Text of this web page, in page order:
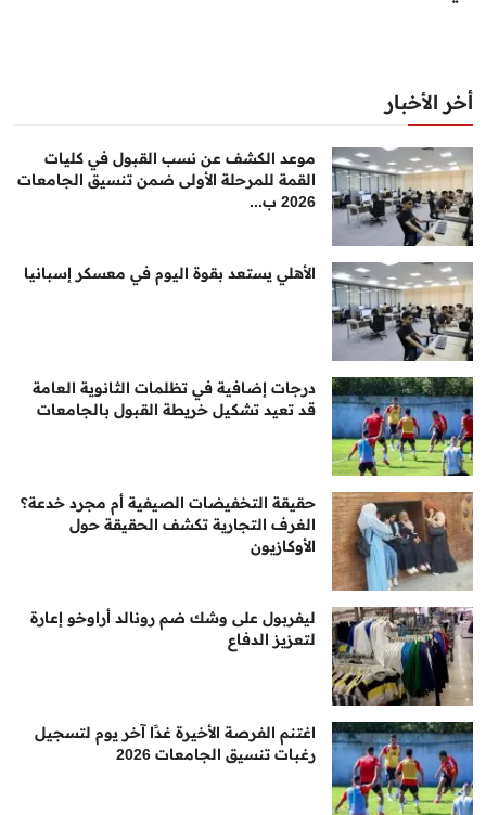
أخر الأخبار
موعد الكشف عن نسب القبول في كليات
القمة للمرحلة الأولى ضمن تنسيق الجامعات
2026 ب...
الأهلي يستعد بقوة اليوم في معسكر إسبانيا
درجات إضافية في تظلمات الثانوية العامة
قد تعيد تشكيل خريطة القبول بالجامعات
حقيقة التخفيضات الصيفية أم مجرد خدعة؟
الغرف التجارية تكشف الحقيقة حول
الأوكازيون
ليفربول على وشك ضم رونالد أراوخو إعارة
لتعزيز الدفاع
اغتنم الفرصة الأخيرة غدًا آخر يوم لتسجيل
رغبات تنسيق الجامعات 2026